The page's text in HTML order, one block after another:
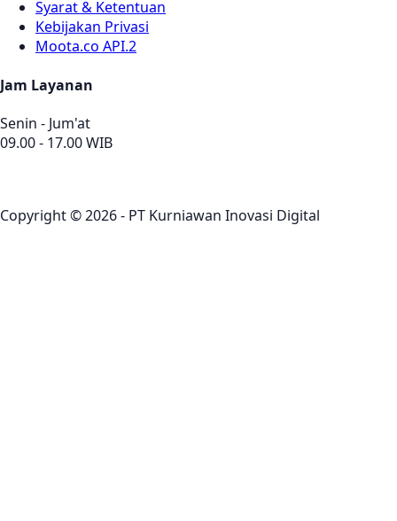
Syarat & Ketentuan
Kebijakan Privasi
Moota.co API.2
Jam Layanan
Senin - Jum'at
09.00 - 17.00 WIB
Copyright © 2026 - PT Kurniawan Inovasi Digital